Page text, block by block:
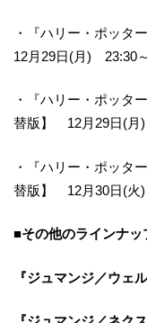
・『ハリー・ポッタ
12月29日(月) 23:30～
・『ハリー・ポッタ
替版】 12月29日(月
・『ハリー・ポッタ
替版】 12月30日(火
■その他のラインナッ
『ジュマンジ／ウェ